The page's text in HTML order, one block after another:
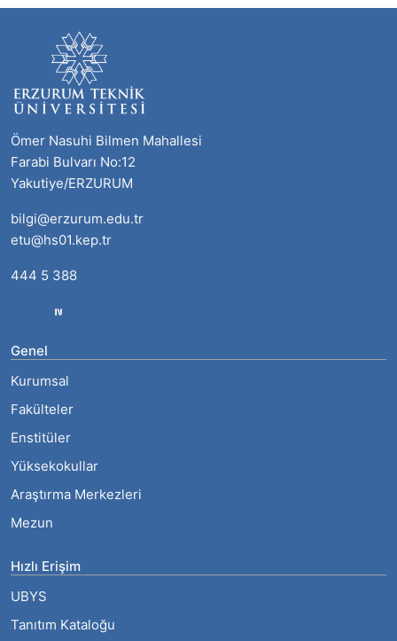
Ömer Nasuhi Bilmen Mahallesi
Farabi Bulvarı No:12
Yakutiye/ERZURUM
bilgi@erzurum.edu.tr
etu@hs01.kep.tr
444 5 388
Genel
Kurumsal
Fakülteler
Enstitüler
Yüksekokullar
Araştırma Merkezleri
Mezun
Hızlı Erişim
UBYS
Tanıtım Kataloğu